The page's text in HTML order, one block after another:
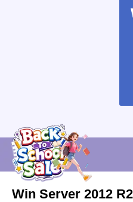
Win Server 2012